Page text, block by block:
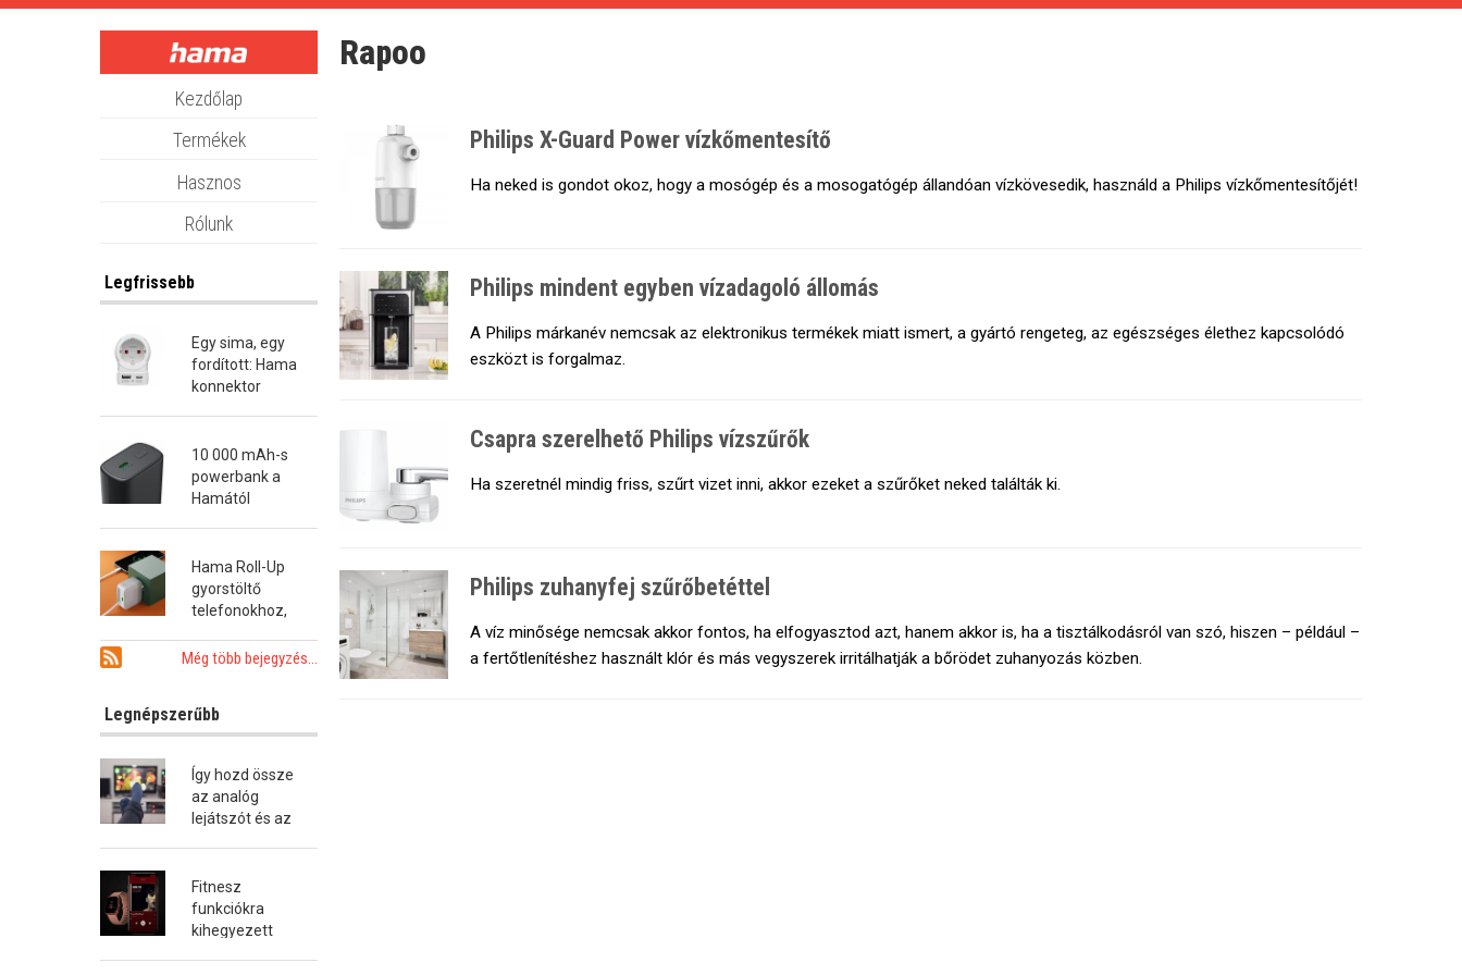
Skip
Kezdőlap
Termékek
Hasznos
Rólunk
Legfrissebb
Egy sima, egy
fordított: Hama
konnektor
10 000 mAh-s
powerbank a
Hamától
Hama Roll-Up
gyorstöltő
telefonokhoz,
notebookokhoz
Még több bejegyzés...
Legnépszerűbb
Így hozd össze
az analóg
lejátszót és az
Fitnesz
funkciókra
kihegyezett
Rapoo
Philips X-Guard Power vízkőmentesítő
Ha neked is gondot okoz, hogy a mosógép és a mosogatógép állandóan vízkövesedik, használd a Philips vízkőmentesítőjét!
Philips mindent egyben vízadagoló állomás
A Philips márkanév nemcsak az elektronikus termékek miatt ismert, a gyártó rengeteg, az egészséges élethez kapcsolódó
eszközt is forgalmaz.
Csapra szerelhető Philips vízszűrők
Ha szeretnél mindig friss, szűrt vizet inni, akkor ezeket a szűrőket neked találták ki.
Philips zuhanyfej szűrőbetéttel
A víz minősége nemcsak akkor fontos, ha elfogyasztod azt, hanem akkor is, ha a tisztálkodásról van szó, hiszen – például –
a fertőtlenítéshez használt klór és más vegyszerek irritálhatják a bőrödet zuhanyozás közben.